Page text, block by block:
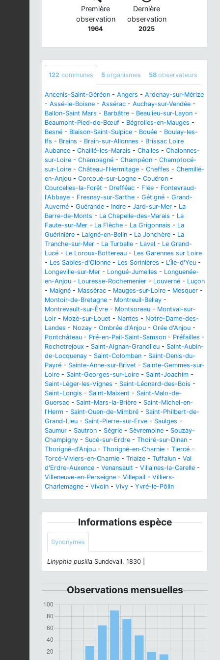
Première
observation
1964
Dernière
observation
2025
122 communes 5 organismes 58 observateurs
Ancenis-Saint-Géréon - Angers - Ardenay-sur-Mérize
- Assé-le-Boisne - Assérac - Auchay-sur-Vendée -
Ballon-Saint Mars - Barbâtre - Beaulieu-sur-Layon -
Beaumont-Pied-de-Bœuf - Bégrolles-en-Mauges -
Besné - Blaison-Saint-Sulpice - Bouée - Boulay-les-
Ifs - Brains - Brain-sur-Allonnes - Brissac Loire
Aubance - Chaillé-les-Marais - Challes - Chalonnes-
sur-Loire - Champagné - Champéon - Champtocé-
sur-Loire - Château-l'Hermitage - Cheffes - Chemillé-
en-Anjou - Corcoué-sur-Logne - Couëron -
Courcelles-la-Forêt - Drefféac - Flée - Fontevraud-
l'Abbaye - Fresnay-sur-Sarthe - Gétigné - Grand-
Auverné - Guérande - Indre - Jard-sur-Mer - La
Barre-de-Monts - La Chapelle-des-Marais - La
Faute-sur-Mer - La Flèche - La Grigonnais - La
Guérinière - Laigné-en-Belin - La Jonchère - La
Tranche-sur-Mer - La Turballe - Laval - Le Grand-
Lucé - Le Loroux-Bottereau - Les Garennes sur Loire
- Les Sables-d'Olonne - Les Sorinières - L'Île-d'Yeu -
Longeville-sur-Mer - Longué-Jumelles - Longuenée-
en-Anjou - Louresse-Rochemenier - Louverné - Luçon
- Maigné - Massérac - Mauges-sur-Loire - Mesquer -
Montoir-de-Bretagne - Montreuil-Bellay -
Montrevault-sur-Èvre - Montsoreau - Montval-sur-
Loir - Mozé-sur-Louet - Nantes - Notre-Dame-des-
Landes - Nozay - Ombrée d'Anjou - Orée d'Anjou -
Pontchâteau - Pré-en-Pail-Saint-Samson - Préfailles -
Rochetrejoux - Saint-Aignan-Grandlieu - Saint-Aubin-
de-Locquenay - Saint-Colomban - Saint-Denis-du-
Payré - Sainte-Anne-sur-Brivet - Sainte-Gemmes-sur-
Loire - Saint-Georges-sur-Loire - Saint-Joachim -
Saint-Léger-les-Vignes - Saint-Léonard-des-Bois -
Saint-Longis - Saint-Maixent - Saint-Malo-de-
Guersac - Saint-Mars-la-Brière - Saint-Michel-en-
l'Herm - Saint-Ouen-de-Mimbré - Saint-Philbert-de-
Grand-Lieu - Saint-Pierre-sur-Erve - Saulges -
Saumur - Sautron - Ségrie - Sèvremoine - Souzay-
Champigny - Sucé-sur-Erdre - Thoiré-sur-Dinan -
Thorigné-d'Anjou - Thorigné-en-Charnie - Tiercé -
Torcé-Viviers-en-Charnie - Triaize - Tuffalun - Val
d'Erdre-Auxence - Venansault - Villaines-la-Carelle -
Villeneuve-en-Perseigne - Villepail - Villiers-
Charlemagne - Vivoin - Vivy - Yvré-le-Pôlin
Informations espèce
Synonymes
Linyphia pusilla Sundevall, 1830 |
Observations mensuelles